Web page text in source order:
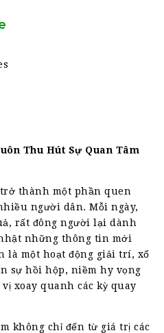
Thu Hút Sự Quan Tâm
thành một phần quen
người dân. Mỗi ngày,
rất đông người lại dành
những thông tin mới
là một hoạt động giải trí, xổ
sự hồi hộp, niềm hy vọng
xoay quanh các kỳ quay
không chỉ đến từ giá trị các